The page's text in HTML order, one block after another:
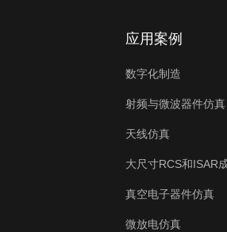
应用案例
数字化制造
射频与微波器件仿真
天线仿真
大尺寸RCS和ISAR
真空电子器件仿真
微放电仿真